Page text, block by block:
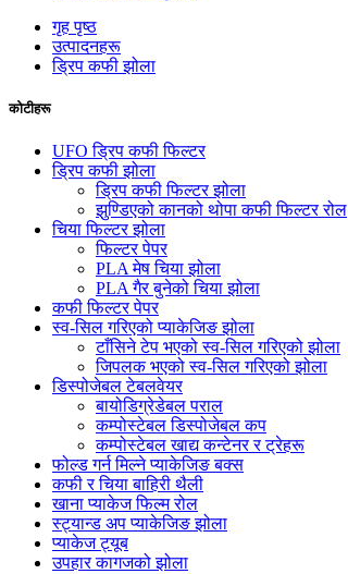
गृह पृष्ठ
उत्पादनहरू
ड्रिप कफी झोला
कोटीहरू
UFO ड्रिप कफी फिल्टर
ड्रिप कफी झोला
ड्रिप कफी फिल्टर झोला
झुण्डिएको कानको थोपा कफी फिल्टर रोल
चिया फिल्टर झोला
फिल्टर पेपर
PLA मेष चिया झोला
PLA गैर बुनेको चिया झोला
कफी फिल्टर पेपर
स्व-सिल गरिएको प्याकेजिङ झोला
टाँसिने टेप भएको स्व-सिल गरिएको झोला
जिपलक भएको स्व-सिल गरिएको झोला
डिस्पोजेबल टेबलवेयर
बायोडिग्रेडेबल पराल
कम्पोस्टेबल डिस्पोजेबल कप
कम्पोस्टेबल खाद्य कन्टेनर र ट्रेहरू
फोल्ड गर्न मिल्ने प्याकेजिङ बक्स
कफी र चिया बाहिरी थैली
खाना प्याकेज फिल्म रोल
स्ट्यान्ड अप प्याकेजिङ झोला
प्याकेज ट्यूब
उपहार कागजको झोला